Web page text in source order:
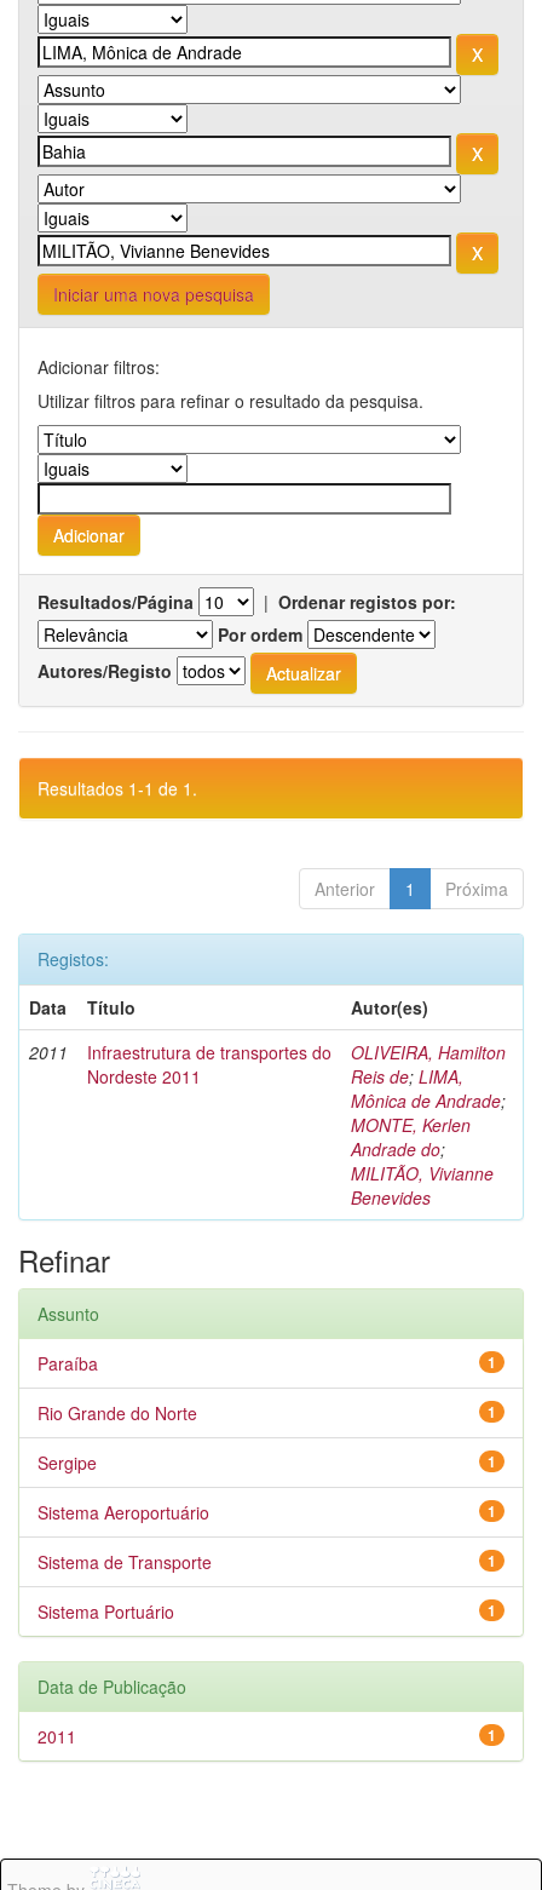
Iniciar uma nova pesquisa
Adicionar filtros:
Utilizar filtros para refinar o resultado da pesquisa.
Resultados/Página | Ordenar registos por:
Por ordem
Autores/Registo
Resultados 1-1 de 1.
Anterior 1 Próxima
Registos:
Data
Título
Autor(es)
2011
Infraestrutura de transportes do
Nordeste 2011
OLIVEIRA, Hamilton
Reis de; LIMA,
Mônica de Andrade;
MONTE, Kerlen
Andrade do;
MILITÃO, Vivianne
Benevides
Refinar
Assunto
1
Paraíba
1
Rio Grande do Norte
1
Sergipe
1
Sistema Aeroportuário
1
Sistema de Transporte
1
Sistema Portuário
Data de Publicação
1
2011